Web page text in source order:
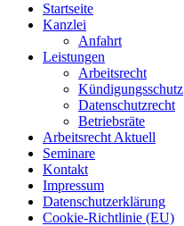
Startseite
Kanzlei
Anfahrt
Leistungen
Arbeitsrecht
Kündigungsschutz
Datenschutzrecht
Betriebsräte
Arbeitsrecht Aktuell
Seminare
Kontakt
Impressum
Datenschutzerklärung
Cookie-Richtlinie (EU)